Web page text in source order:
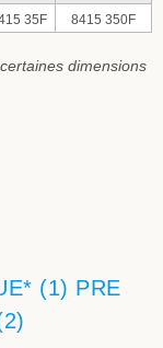
35F 8415 350F
dimensions
(1) PRE